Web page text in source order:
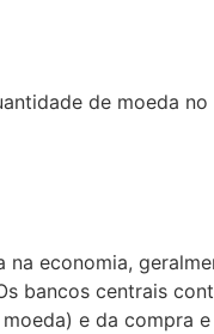
de moeda
economia,
bancos centrais
e da compra